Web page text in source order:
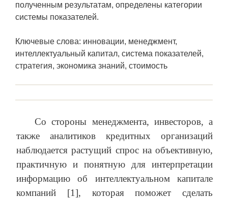
полученным результатам, определены категории
системы показателей.
Ключевые слова: инновации, менеджмент,
интеллектуальный капитал, система показателей,
стратегия, экономика знаний, стоимость
Со стороны менеджмента, инвесторов, а
также аналитиков кредитных организаций
наблюдается растущий спрос на объективную,
практичную и понятную для интерпретации
информацию об интеллектуальном капитале
компаний [1], которая поможет сделать